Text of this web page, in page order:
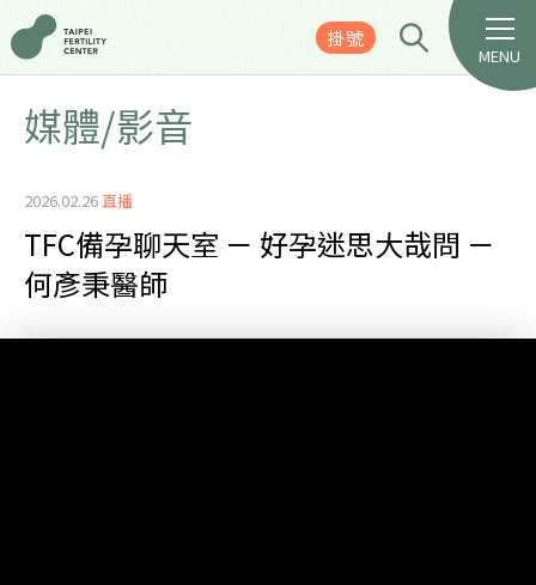
掛號
MENU
媒體/影音
2026.02.26直播
TFC備孕聊天室 － 好孕迷思大哉問 －
何彥秉醫師